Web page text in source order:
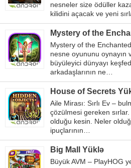
nesneler size ödüller
kilidini açacak ve yeni
Mystery of the
Mystery of the
nesne oyununu oynayın
büyüleyici dünyayı
arkadaşlarının ne…
House of Secrets
Aile Mirası: Sırlı Ev –
çözülmesi gereken
olduğu kesin. Neler
ipuçlarının…
Big Mall Yüklə
Büyük AVM – PlayHOG